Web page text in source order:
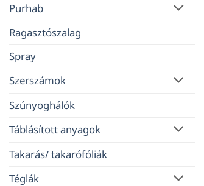
Purhab
Ragasztószalag
Spray
Szerszámok
Szúnyoghálók
Táblásított anyagok
Takarás/ takarófóliák
Téglák